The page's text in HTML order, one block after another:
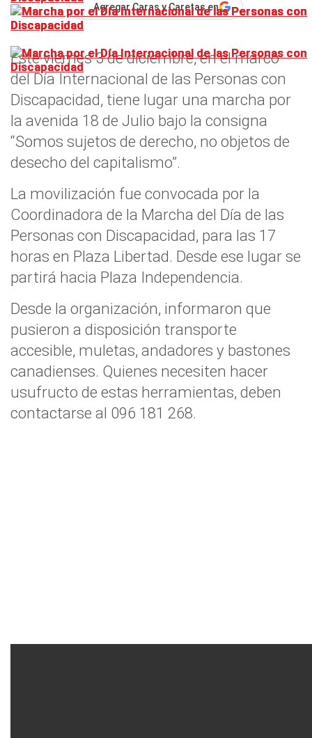
Agregar Caras y Caretas en
Este viernes 3 de diciembre, en el marco
del Día Internacional de las Personas con
Discapacidad, tiene lugar una marcha por
la avenida 18 de Julio bajo la consigna
“Somos sujetos de derecho, no objetos de
desecho del capitalismo”.
La movilización fue convocada por la
Coordinadora de la Marcha del Día de las
Personas con Discapacidad, para las 17
horas en Plaza Libertad. Desde ese lugar se
partirá hacia Plaza Independencia.
Desde la organización, informaron que
pusieron a disposición transporte
accesible, muletas, andadores y bastones
canadienses. Quienes necesiten hacer
usufructo de estas herramientas, deben
contactarse al 096 181 268.